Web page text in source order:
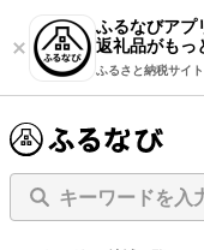
ふるなびアプ
返礼品がもっ
ふるさと納税サイト
キーワードを入